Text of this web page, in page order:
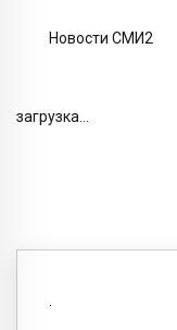
Новости СМИ2
загрузка...